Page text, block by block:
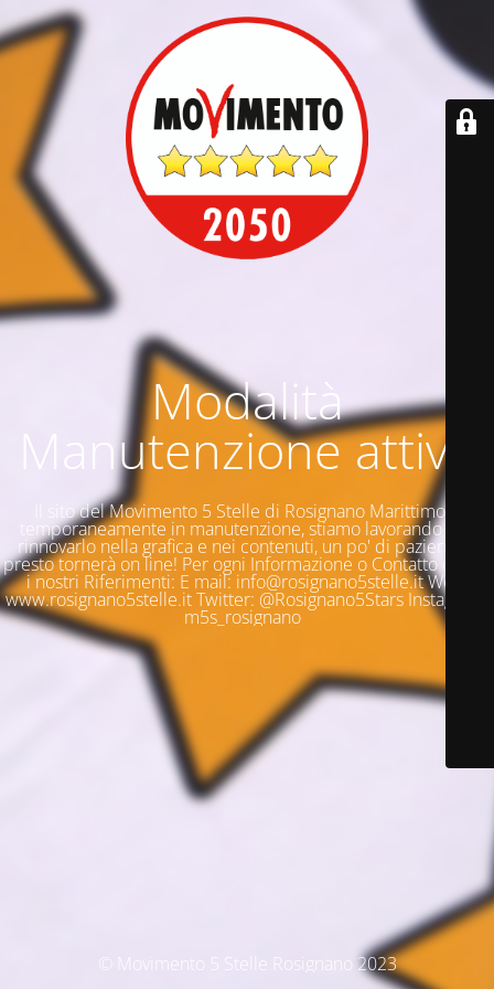
Modalità
Manutenzione attiva
Il sito del Movimento 5 Stelle di Rosignano Marittimo è
temporaneamente in manutenzione, stiamo lavorando per
rinnovarlo nella grafica e nei contenuti, un po' di pazienza e
presto tornerà on line! Per ogni Informazione o Contatto questi
i nostri Riferimenti: E mail: info@rosignano5stelle.it Web:
www.rosignano5stelle.it Twitter: @Rosignano5Stars Instagram:
m5s_rosignano
© Movimento 5 Stelle Rosignano 2023